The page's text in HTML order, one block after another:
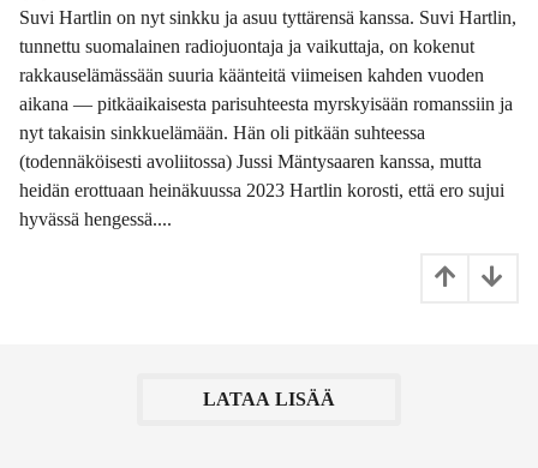
1
o
n
t
h
s
i
Suvi Hartlin on nyt sinkku ja asuu tyttärensä kanssa. Suvi Hartlin,
tunnettu suomalainen radiojuontaja ja vaikuttaja, on kokenut
rakkauselämässään suuria käänteitä viimeisen kahden vuoden
aikana — pitkäaikaisesta parisuhteesta myrskyisään romanssiin ja
nyt takaisin sinkkuelämään. Hän oli pitkään suhteessa
(todennäköisesti avoliitossa) Jussi Mäntysaaren kanssa, mutta
heidän erottuaan heinäkuussa 2023 Hartlin korosti, että ero sujui
hyvässä hengessä....
LATAA LISÄÄ